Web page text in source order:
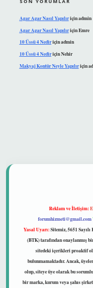
Agar Agar Nasıl Yapılıriçinadmin
Agar Agar Nasıl YapılıriçinEmre
10 Üssü 4 Nediriçinadmin
10 Üssü 4 NediriçinNehir
Makyaj Kontür Neyle Yapılıriçin
Reklam ve İletişim:
forumhizmeti@gmail.com
Yasal Uyarı:Sitemiz, 5651
(BTK) tarafından onaylanmış
sitedeki içerikleri proaktif
bulunmamaktadır. Ancak,
olup, siteye üye olarak bu
bir marka, kurum veya şahıs